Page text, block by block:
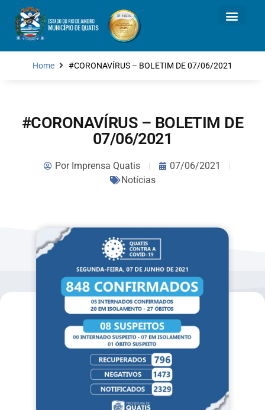
Home #CORONAVÍRUS – BOLETIM DE 07/06/2021
#CORONAVÍRUS – BOLETIM DE
07/06/2021
PorImprensa Quatis
07/06/2021
Notícias